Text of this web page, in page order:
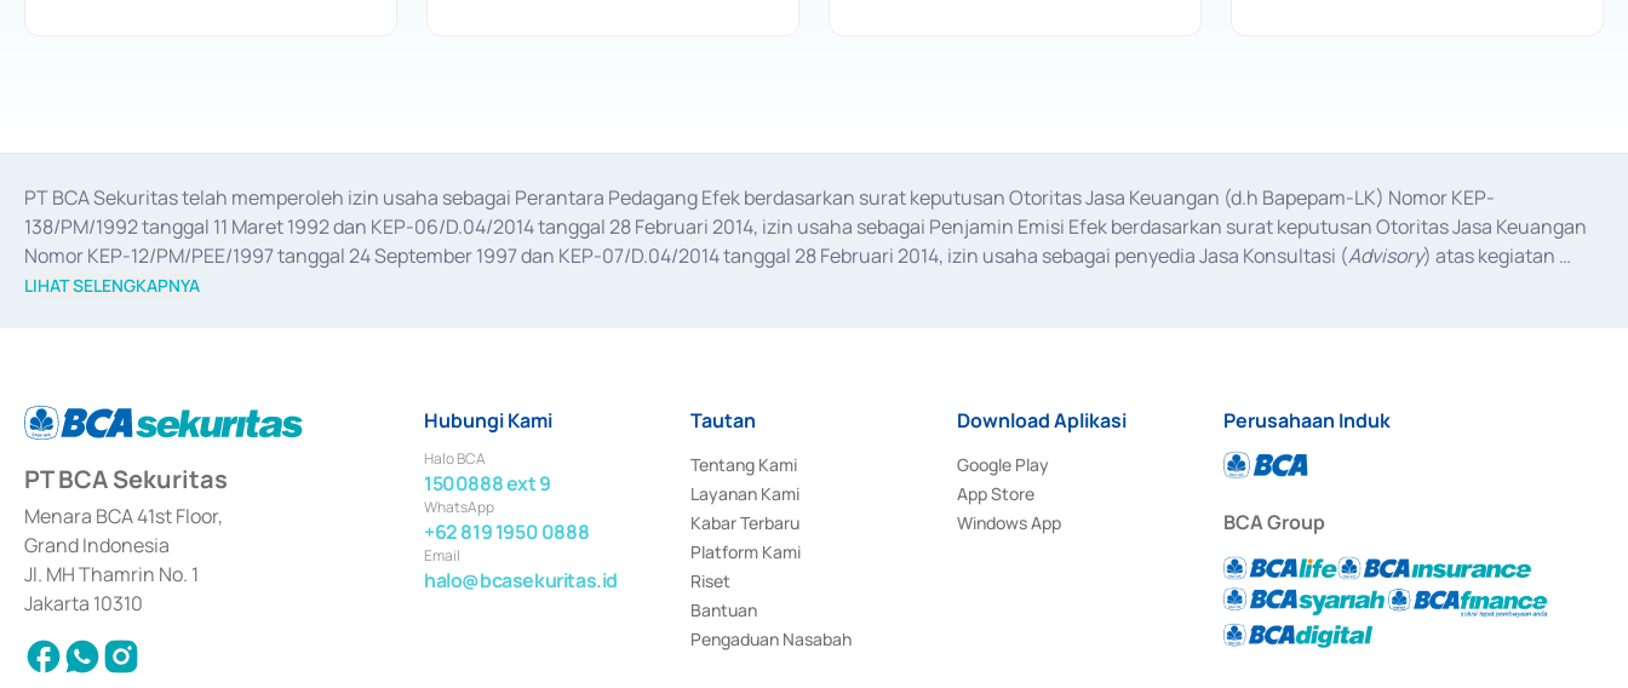
PT BCA Sekuritas telah memperoleh izin usaha sebagai Perantara Pedagang Efek berdasarkan surat keputusan Otoritas Jasa Keuangan (d.h Bapepam-LK) Nomor KEP-
138/PM/1992 tanggal 11 Maret 1992 dan KEP-06/D.04/2014 tanggal 28 Februari 2014, izin usaha sebagai Penjamin Emisi Efek berdasarkan surat keputusan Otoritas Jasa Keuangan
Nomor KEP-12/PM/PEE/1997 tanggal 24 September 1997 dan KEP-07/D.04/2014 tanggal 28 Februari 2014, izin usaha sebagai penyedia Jasa Konsultasi (Advisory) atas kegiatan
merger, akuisisi, divestasi, dan
LIHAT SELENGKAPNYA
PT BCA Sekuritas
Menara BCA 41st Floor,
Grand Indonesia
Jl. MH Thamrin No. 1
Jakarta 10310
Hubungi Kami
Halo BCA
1500888 ext 9
WhatsApp
+62 819 1950 0888
Email
halo@bcasekuritas.id
Tautan
Tentang Kami
Layanan Kami
Kabar Terbaru
Platform Kami
Riset
Bantuan
Pengaduan Nasabah
Download Aplikasi
Google Play
App Store
Windows App
Perusahaan Induk
BCA Group